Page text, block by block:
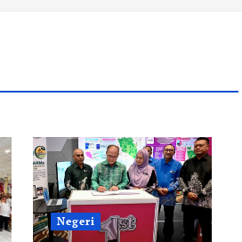
Negeri